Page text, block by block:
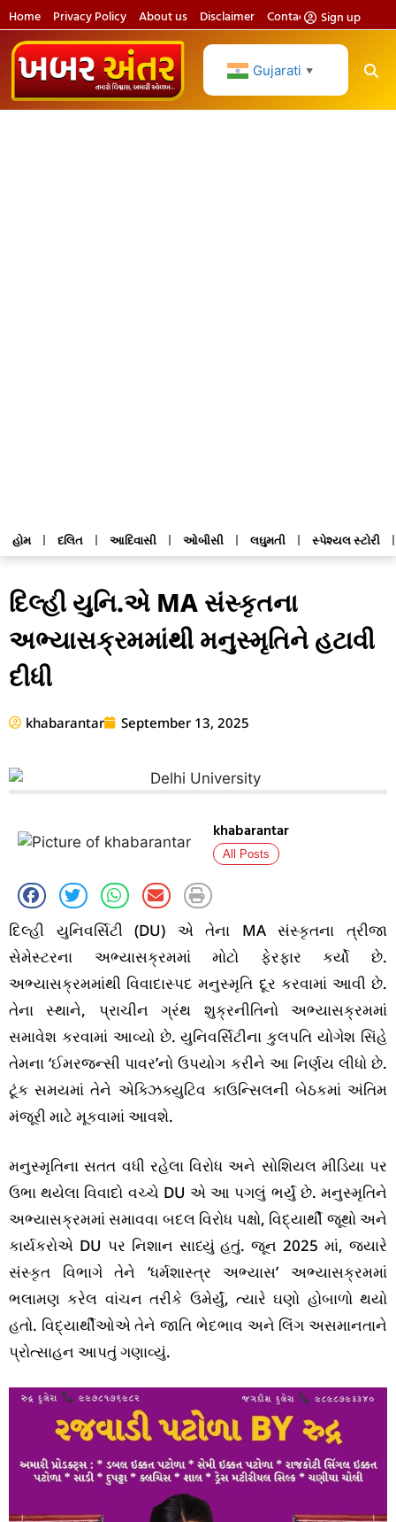
Home Privacy Policy About us Disclaimer Contact usSign up
Gujarati ▼
હોમ દલિત આદિવાસી ઓબીસી લઘુમતી સ્પેશ્યલ સ્ટોરી
દિલ્હી યુનિ.એ MA સંસ્કૃતના
અભ્યાસક્રમમાંથી મનુસ્મૃતિને હટાવી
દીધી
khabarantar September 13, 2025
khabarantar
All Posts
દિલ્હી યુનિવર્સિટી (DU) એ તેના MA સંસ્કૃતના ત્રીજા
સેમેસ્ટરના અભ્યાસક્રમમાં મોટો ફેરફાર કર્યો છે.
અભ્યાસક્રમમાંથી વિવાદાસ્પદ મનુસ્મૃતિ દૂર કરવામાં આવી છે.
તેના સ્થાને, પ્રાચીન ગ્રંથ શુક્રનીતિનો અભ્યાસક્રમમાં
સમાવેશ કરવામાં આવ્યો છે. યુનિવર્સિટીના કુલપતિ યોગેશ સિંહે
તેમના ‘ઈમરજન્સી પાવર’નો ઉપયોગ કરીને આ નિર્ણય લીધો છે.
ટૂંક સમયમાં તેને એક્ઝિક્યુટિવ કાઉન્સિલની બેઠકમાં અંતિમ
મંજૂરી માટે મૂકવામાં આવશે.
મનુસ્મૃતિના સતત વધી રહેલા વિરોધ અને સોશિયલ મીડિયા પર
ઉભા થયેલા વિવાદો વચ્ચે DU એ આ પગલું ભર્યું છે. મનુસ્મૃતિને
અભ્યાસક્રમમાં સમાવવા બદલ વિરોધ પક્ષો, વિદ્યાર્થી જૂથો અને
કાર્યકરોએ DU પર નિશાન સાધ્યું હતું. જૂન 2025 માં, જ્યારે
સંસ્કૃત વિભાગે તેને ‘ધર્મશાસ્ત્ર અભ્યાસ’ અભ્યાસક્રમમાં
ભલામણ કરેલ વાંચન તરીકે ઉમેર્યું, ત્યારે ઘણો હોબાળો થયો
હતો. વિદ્યાર્થીઓએ તેને જાતિ ભેદભાવ અને લિંગ અસમાનતાને
પ્રોત્સાહન આપતું ગણાવ્યું.